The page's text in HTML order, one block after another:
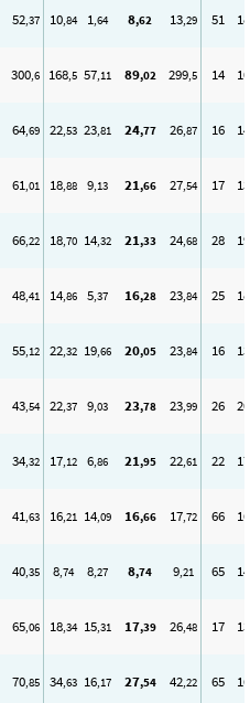
52,37 10,84 1,64 8,62 13,29 51 18
300,6 168,5 57,11 89,02 299,5 14 10
64,69 22,53 23,81 24,77 26,87 16 14
61,01 18,88 9,13 21,66 27,54 17 13
66,22 18,70 14,32 21,33 24,68 28 19
48,41 14,86 5,37 16,28 23,84 25 18
55,12 22,32 19,66 20,05 23,84 16 13
43,54 22,37 9,03 23,78 23,99 26 20
34,32 17,12 6,86 21,95 22,61 22 17
41,63 16,21 14,09 16,66 17,72 66 16
40,35 8,74 8,27 8,74 9,21 65 14
65,06 18,34 15,31 17,39 26,48 17 13
70,85 34,63 16,17 27,54 42,22 65 16